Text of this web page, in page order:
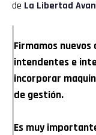
de La Libertad
Firmamos
intendentes e
incorporar
de gestión.
Es muy